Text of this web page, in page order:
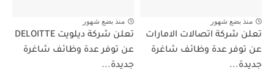
منذ بضع شهور
تعلن شركة اتصالات الامارات
عن توفر عدة وظائف شاغرة
جديدة...
منذ بضع شهور
تعلن شركة ديلويت DELOITTE
عن توفر عدة وظائف شاغرة
جديدة...